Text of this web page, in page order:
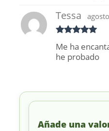
con 5de 5
Tessa
Me ha
he probado
Añade una